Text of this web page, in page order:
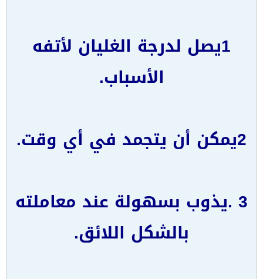
1يصل لدرجة الغليان لأتفه
الأسباب.
2يمكن أن يتجمد في أي وقت.
3 .يذوب بسهولة عند معاملته
بالشكل اللائق.